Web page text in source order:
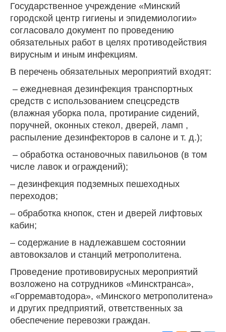
Государственное учреждение «Минский
городской центр гигиены и эпидемиологии»
согласовало документ по проведению
обязательных работ в целях противодействия
вирусным и иным инфекциям.
В перечень обязательных мероприятий входят:
– ежедневная дезинфекция транспортных
средств с использованием спецсредств
(влажная уборка пола, протирание сидений,
поручней, оконных стекол, дверей, ламп ,
распыление дезинфекторов в салоне и т. д.);
– обработка остановочных павильонов (в том
числе лавок и ограждений);
– дезинфекция подземных пешеходных
переходов;
– обработка кнопок, стен и дверей лифтовых
кабин;
– содержание в надлежавшем состоянии
автовокзалов и станций метрополитена.
Проведение противовирусных мероприятий
возложено на сотрудников «Минсктранса»,
«Горремавтодора», «Минского метрополитена»
и других предприятий, ответственных за
обеспечение перевозки граждан.